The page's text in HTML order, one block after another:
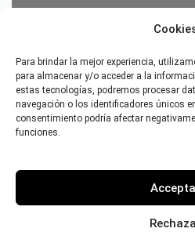
Para brindar la mejor experiencia,
para almacenar y/o acceder a la
estas tecnologías, podremos procesar
navegación o los identificadores únicos
consentimiento podría afectar
funciones.
Política de Privacidad
Política de Cookies
(+34) 653